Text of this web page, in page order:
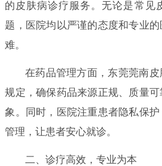
的皮肤病诊疗服务。无论是常见
题，医院均以严谨的态度和专业
难。
在药品管理方面，东莞莞南
规定，确保药品来源正规、质量
象。同时，医院注重患者隐私保
管理，让患者安心就诊。
二、诊疗高效，专业为本